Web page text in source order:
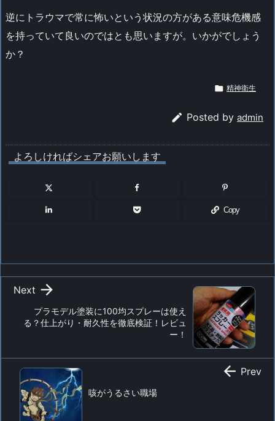
逆にトラウマで常に怖いという状況の方がある意味危機感
を持っていて良いのではとも思いますが。いかがでしょう
か？
 精神衛生
 Posted by admin
よろしければシェアお願いします
Copy
プラモデル塗装に100均スプレーは使え
る？仕上がり・耐久性を徹底検証！レビュ
ー！

Next
咳がうるさい職場
 Prev